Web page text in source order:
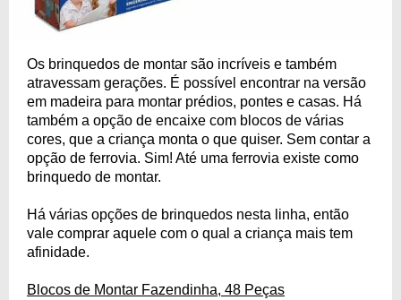
Os brinquedos de montar são incríveis e também
atravessam gerações. É possível encontrar na versão
em madeira para montar prédios, pontes e casas. Há
também a opção de encaixe com blocos de várias
cores, que a criança monta o que quiser. Sem contar a
opção de ferrovia. Sim! Até uma ferrovia existe como
brinquedo de montar.
Há várias opções de brinquedos nesta linha, então
vale comprar aquele com o qual a criança mais tem
afinidade.
Blocos de Montar Fazendinha, 48 Peças